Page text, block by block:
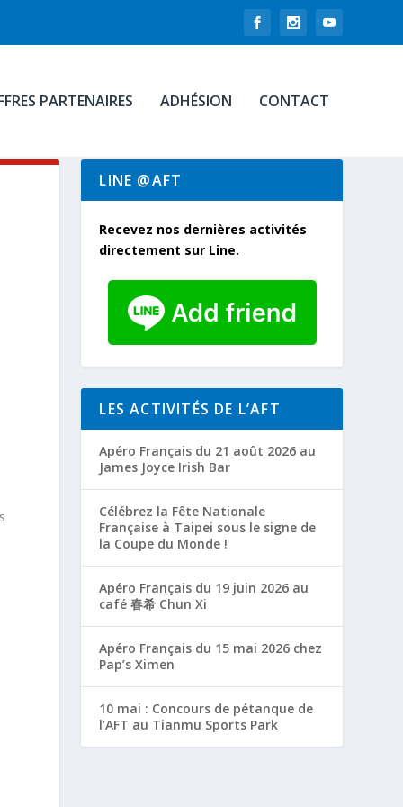
PARTENAIRES ADHÉSION CONTACT
LINE @AFT
Recevez nos dernières activités
directement sur Line.
LES ACTIVITÉS DE L’AFT
Apéro Français du 21 août 2026 au
James Joyce Irish Bar
Célébrez la Fête Nationale
Française à Taipei sous le signe de
la Coupe du Monde !
Apéro Français du 19 juin 2026 au
café 春希 Chun Xi
Apéro Français du 15 mai 2026 chez
Pap’s Ximen
10 mai : Concours de pétanque de
l’AFT au Tianmu Sports Park